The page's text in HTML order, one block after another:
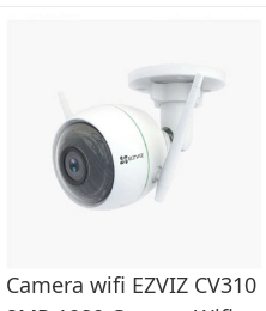
Camera wifi EZVIZ CV310